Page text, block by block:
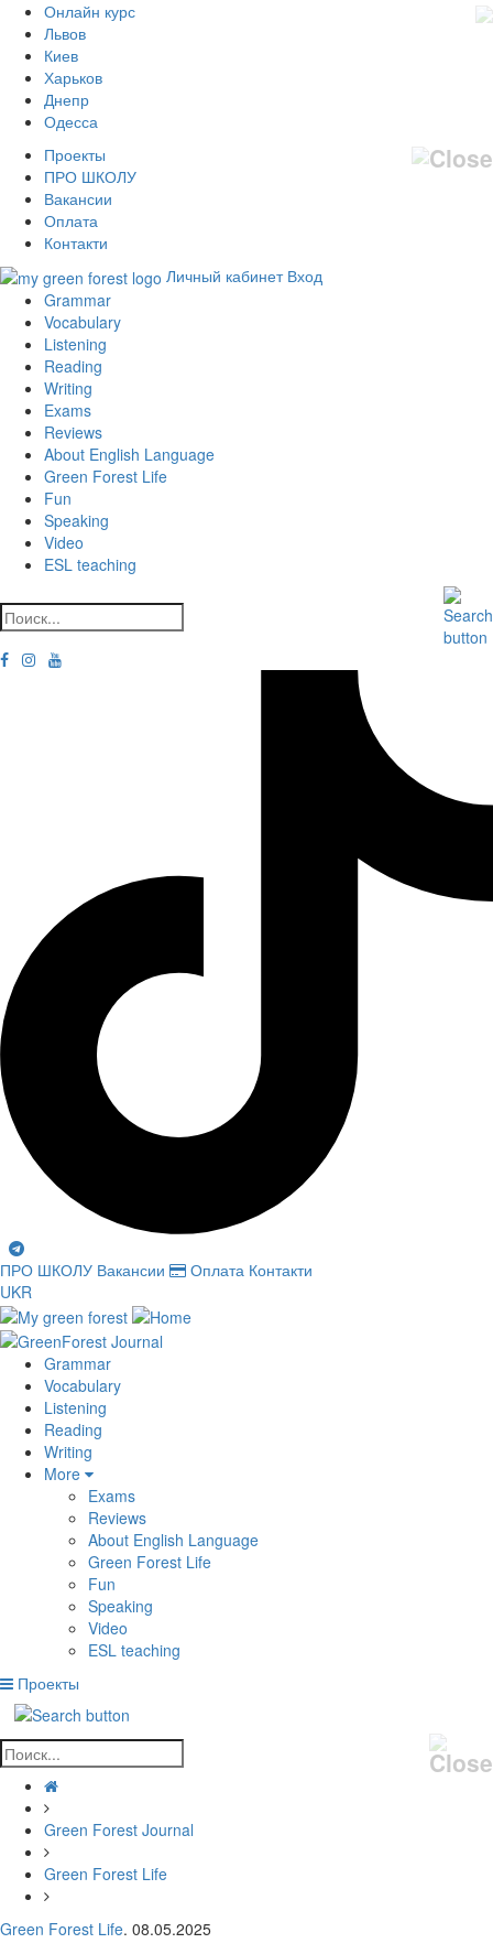
Онлайн курс
Львов
Киев
Харьков
Днепр
Одесса
Проекты
ПРО ШКОЛУ
Вакансии
Оплата
Контакти
Личный кабинет Вход
Grammar
Vocabulary
Listening
Reading
Writing
Exams
Reviews
About English Language
Green Forest Life
Fun
Speaking
Video
ESL teaching
ПРО ШКОЛУ Вакансии Оплата Контакти
UKR
Grammar
Vocabulary
Listening
Reading
Writing
More
Exams
Reviews
About English Language
Green Forest Life
Fun
Speaking
Video
ESL teaching
Проекты
Green Forest Journal
Green Forest Life
Green Forest Life. 08.05.2025